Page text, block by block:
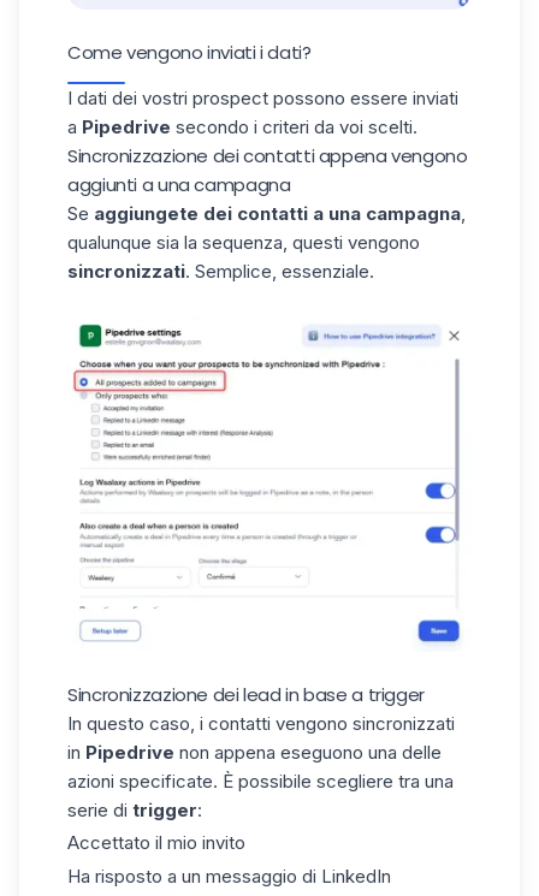
Come vengono inviati i dati?
I dati dei vostri prospect possono essere inviati
a Pipedrive secondo i criteri da voi scelti.
Sincronizzazione dei contatti appena vengono
aggiunti a una campagna
Se aggiungete dei contatti a una campagna,
qualunque sia la sequenza, questi vengono
sincronizzati. Semplice, essenziale.
Sincronizzazione dei lead in base a trigger
In questo caso, i contatti vengono sincronizzati
in Pipedrive non appena eseguono una delle
azioni specificate. È possibile scegliere tra una
serie di trigger:
Accettato il mio invito
Ha risposto a un messaggio di LinkedIn